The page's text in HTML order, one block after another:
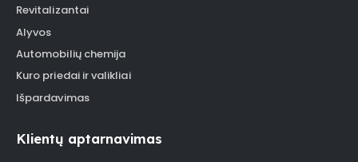
Revitalizantai
Alyvos
Automobilių chemija
Kuro priedai ir valikliai
Išpardavimas
Klientų aptarnavimas